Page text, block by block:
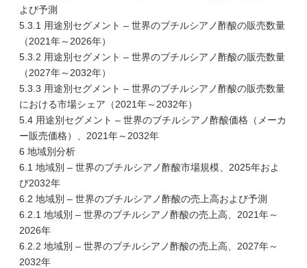
よび予測
5.3.1 用途別セグメント – 世界のブチルシアノ酢酸の販売数量
（2021年～2026年）
5.3.2 用途別セグメント – 世界のブチルシアノ酢酸の販売数量
（2027年～2032年）
5.3.3 用途別セグメント – 世界のブチルシアノ酢酸の販売数量
における市場シェア（2021年～2032年）
5.4 用途別セグメント – 世界のブチルシアノ酢酸価格（メーカ
ー販売価格）、2021年～2032年
6 地域別分析
6.1 地域別 – 世界のブチルシアノ酢酸市場規模、2025年およ
び2032年
6.2 地域別 – 世界のブチルシアノ酢酸の売上高および予測
6.2.1 地域別 – 世界のブチルシアノ酢酸の売上高、2021年～
2026年
6.2.2 地域別 – 世界のブチルシアノ酢酸の売上高、2027年～
2032年